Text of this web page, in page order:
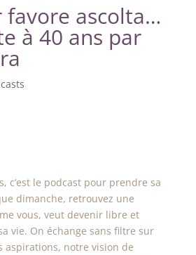
favore ascolta…
à 40 ans par
c’est le podcast pour prendre sa
dimanche, retrouvez une
vous, veut devenir libre et
vie. On échange sans filtre sur
aspirations, notre vision de